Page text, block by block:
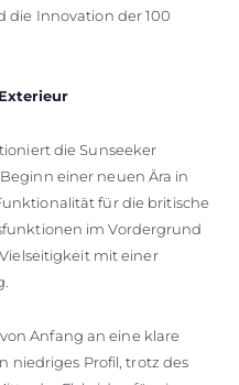
die Innovation der 100
die Sunseeker
einer neuen Ära in
für die britische
im Vordergrund
mit einer
Anfang an eine klare
niedriges Profil, trotz des